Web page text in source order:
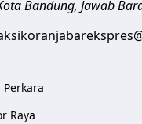
Bandung, Jawab
Perkara
Raya